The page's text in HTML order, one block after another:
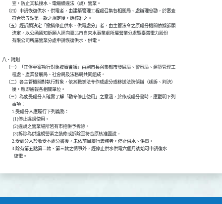
          查，防止其私接水、電繼續違法（規）營業。
    （四）申請恢復供水、供電者，由建築管理工程處召集各相關局、處辦理會勘，於審查
          符合第五點第一款之規定後，始核准之。
    （五）經訴願決定「撤銷停止供水、供電處分」者，由主管法令之原處分機關依據訴願
          決定，以公函通知訴願人逕向臺北市自來水事業處所屬營業分處暨臺灣電力股份
          有限公司所屬營業分處申請恢復供水、供電。
八、附則
    （一）「正俗專案執行對象複審會議」由副市長召集都市發展局、警察局、建築管理工
          程處、產業發展局、社會局及法務局共同組成。
    （二）各主管機關對執行對象，依其職掌法令作成處分或移送法院偵辦（起訴、判決）
          後，應即通報各相關單位。
    （三）為使受處分人確實了解「勒令停止使用」之意涵，於作成處分書時，應載明下列
          事項：
          1.受處分人應履行下列義務：
           (1)停止違規使用。
           (2)違規之營業場所若有市招併予拆除。
           (3)拆除為供違規營業之裝修或拆除至符合原核准圖說。
          2.受處分人於收受本處分書後，未依前目履行義務者，停止供水、供電。
          3.除有第五點第二款、第三款之情事外，經停止供水供電六個月後始可申請復水
            復電。